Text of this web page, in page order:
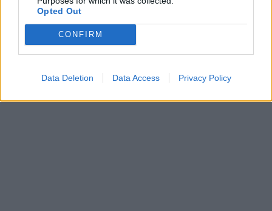
Opted Out
CONFIRM
Data Deletion Data Access Privacy Policy